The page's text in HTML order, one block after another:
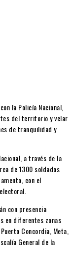
la Policía Nacional,
del territorio y velar
de tranquilidad y
a través de la
de 1300 soldados
con el
con presencia
en diferentes zonas
Concordia, Meta,
General de la